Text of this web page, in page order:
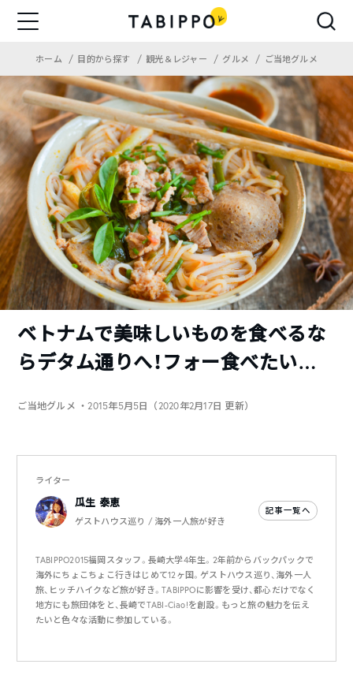
ホーム 目的から探す 観光＆レジャー グルメ ご当地グルメ
ベトナムで美味しいものを食べるな
らデタム通りへ！フォー食べたい…
ご当地グルメ ・2015年5月5日（2020年2月17日 更新）
ライター
瓜生 泰恵
ゲストハウス巡り / 海外一人旅が好き
記事一覧へ
TABIPPO2015福岡スタッフ。長崎大学4年生。2年前からバックパックで
海外にちょこちょこ行きはじめて12ヶ国。ゲストハウス巡り、海外一人
旅、ヒッチハイクなど旅が好き。TABIPPOに影響を受け、都心だけでなく
地方にも旅団体をと、長崎でTABI-Ciao!を創設。もっと旅の魅力を伝え
たいと色々な活動に参加している。